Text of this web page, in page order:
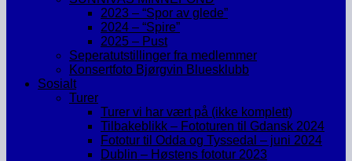
2023 – “Spor av glede”
2024 – “Spire”
2025 – Pust
Seperatutstillinger fra medlemmer
Konsertfoto Bjørgvin Bluesklubb
Sosialt
Turer
Turer vi har vært på (ikke komplett)
Tilbakeblikk – Fototuren til Gdansk 2024
Fototur til Odda og Tyssedal – juni 2024
Dublin – Høstens fototur 2023